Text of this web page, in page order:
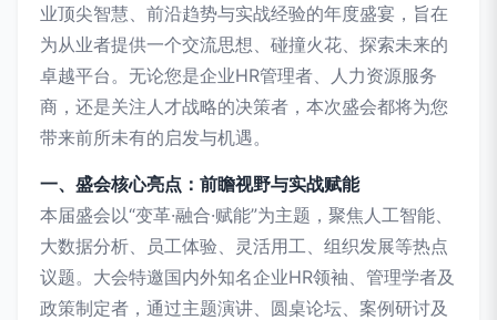
业顶尖智慧、前沿趋势与实战经验的年度盛宴，旨在
为从业者提供一个交流思想、碰撞火花、探索未来的
卓越平台。无论您是企业HR管理者、人力资源服务
商，还是关注人才战略的决策者，本次盛会都将为您
带来前所未有的启发与机遇。
一、盛会核心亮点：前瞻视野与实战赋能
本届盛会以“变革·融合·赋能”为主题，聚焦人工智能、
大数据分析、员工体验、灵活用工、组织发展等热点
议题。大会特邀国内外知名企业HR领袖、管理学者及
政策制定者，通过主题演讲、圆桌论坛、案例研讨及